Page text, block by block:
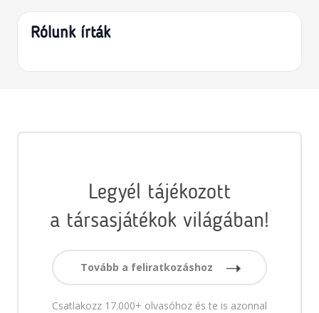
Rólunk írták
Legyél tájékozott
a társasjátékok világában!
Tovább a feliratkozáshoz
Csatlakozz 17.000+ olvasóhoz és te is azonnal